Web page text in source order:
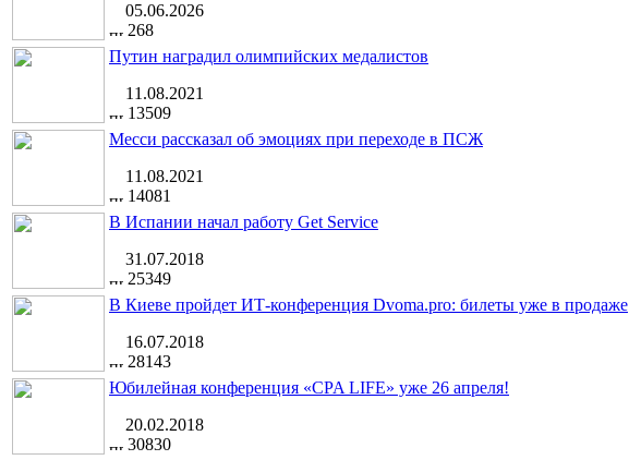
05.06.2026
268
Путин наградил олимпийских медалистов
11.08.2021
13509
Месси рассказал об эмоциях при переходе в ПСЖ
11.08.2021
14081
В Испании начал работу Get Service
31.07.2018
25349
В Киеве пройдет ИТ-конференция Dvoma.pro: билеты уже в продаже
16.07.2018
28143
Юбилейная конференция «CPA LIFE» уже 26 апреля!
20.02.2018
30830